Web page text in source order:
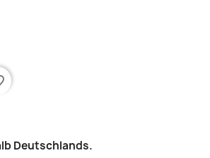
Deutschlands.